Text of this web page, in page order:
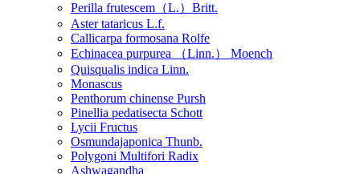
Perilla frutescem（L.）Britt.
Aster tataricus L.f.
Callicarpa formosana Rolfe
Echinacea purpurea （Linn.） Moench
Quisqualis indica Linn.
Monascus
Penthorum chinense Pursh
Pinellia pedatisecta Schott
Lycii Fructus
Osmundajaponica Thunb.
Polygoni Multifori Radix
Ashwagandha